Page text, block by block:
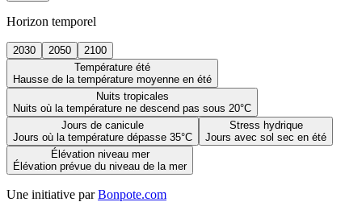
Horizon temporel
2030 2050
2100
Température été
Hausse de la température moyenne en été
Nuits tropicales
Nuits où la température ne descend pas sous 20°C
Jours de canicule
Jours où la température dépasse 35°C
Stress hydrique
Jours avec sol sec en été
Élévation niveau mer
Élévation prévue du niveau de la mer
Une initiative par Bonpote.com